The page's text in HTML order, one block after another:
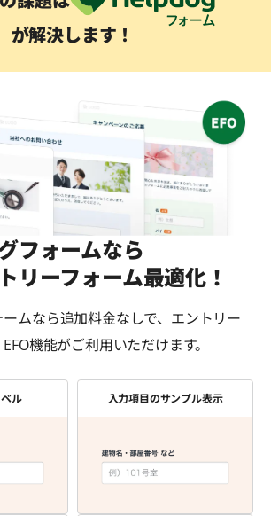
が解決します！
フォームなら
リーフォーム最適化！
ムなら追加料金なしで、エントリー
機能がご利用いただけます。
ル 入力項目のサンプル表示